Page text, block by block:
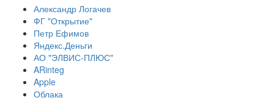
Александр Логачев
ФГ "Открытие"
Петр Ефимов
Яндекс.Деньги
АО "ЭЛВИС-ПЛЮС"
ARinteg
Apple
Облака